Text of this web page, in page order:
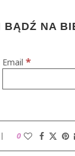
NA
Email*
0